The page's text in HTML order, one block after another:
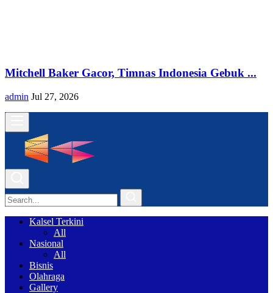
Mitchell Baker Gacor, Timnas Indonesia Gebuk ...
admin Jul 27, 2026
Kalsel Terkini
All
Nasional
All
Bisnis
Olahraga
Gallery